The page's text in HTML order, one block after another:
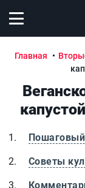
Открыть меню
Главная
Советы